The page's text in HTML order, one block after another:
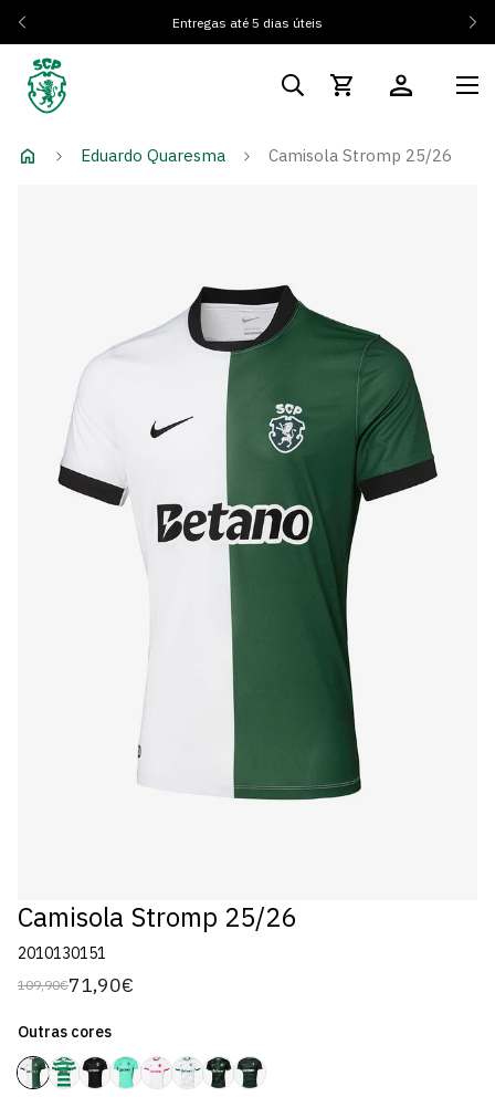
Entregas até 5 dias úteis
Eduardo Quaresma Camisola Stromp 25/26
Camisola Stromp 25/26
2010130151
Preço
109,90€
Preço
venda
71,90€
Outras cores